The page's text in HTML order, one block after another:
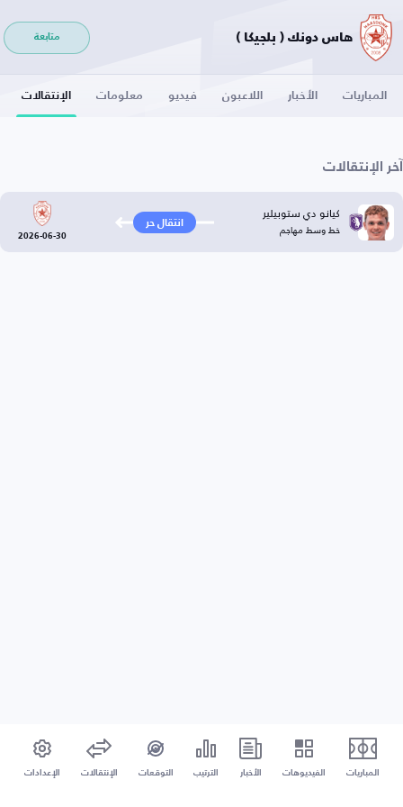
هاس دونك ( بلجيكا ) متابعة
المباريات الأخبار اللاعبون فيديو معلومات الإنتقالات
آخر الإنتقالات
كيانو دي ستوبيلير
خط وسط مهاجم انتقال حر
2026-06-30
المباريات الفيديوهات الأخبار الترتيب التوقعات الإنتقالات الإعدادات